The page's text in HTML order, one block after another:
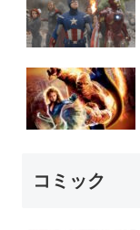
コミック